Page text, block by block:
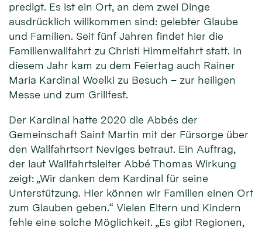
predigt. Es ist ein Ort, an dem zwei Dinge
ausdrücklich willkommen sind: gelebter Glaube
und Familien. Seit fünf Jahren findet hier die
Familienwallfahrt zu Christi Himmelfahrt statt. In
diesem Jahr kam zu dem Feiertag auch Rainer
Maria Kardinal Woelki zu Besuch – zur heiligen
Messe und zum Grillfest.
Der Kardinal hatte 2020 die Abbés der
Gemeinschaft Saint Martin mit der Fürsorge über
den Wallfahrtsort Neviges betraut. Ein Auftrag,
der laut Wallfahrtsleiter Abbé Thomas Wirkung
zeigt: „Wir danken dem Kardinal für seine
Unterstützung. Hier können wir Familien einen Ort
zum Glauben geben.“ Vielen Eltern und Kindern
fehle eine solche Möglichkeit. „Es gibt Regionen,